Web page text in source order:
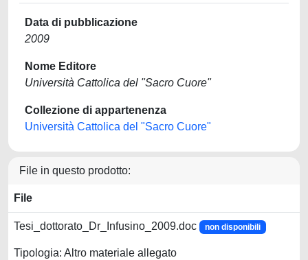
Data di pubblicazione
2009
Nome Editore
Università Cattolica del "Sacro Cuore"
Collezione di appartenenza
Università Cattolica del "Sacro Cuore"
File in questo prodotto:
File
Tesi_dottorato_Dr_Infusino_2009.doc non disponibili
Tipologia: Altro materiale allegato